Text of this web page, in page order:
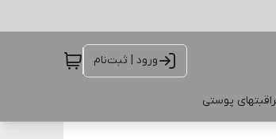
ورود | ثبت‌نام
پوستی